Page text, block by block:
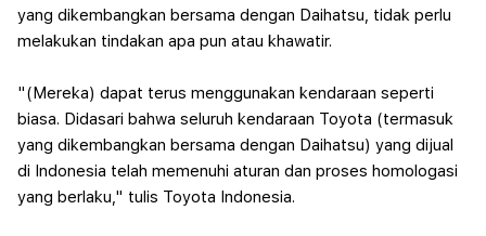
yang dikembangkan bersama dengan Daihatsu, tidak perlu
melakukan tindakan apa pun atau khawatir.
"(Mereka) dapat terus menggunakan kendaraan seperti
biasa. Didasari bahwa seluruh kendaraan Toyota (termasuk
yang dikembangkan bersama dengan Daihatsu) yang dijual
di Indonesia telah memenuhi aturan dan proses homologasi
yang berlaku," tulis Toyota Indonesia.